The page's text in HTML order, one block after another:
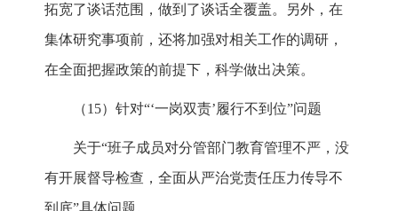
拓宽了谈话范围，做到了谈话全覆盖。另外，在
集体研究事项前，还将加强对相关工作的调研，
在全面把握政策的前提下，科学做出决策。
（15）针对“‘一岗双责’履行不到位”问题
关于“班子成员对分管部门教育管理不严，没
有开展督导检查，全面从严治党责任压力传导不
到底”具体问题。